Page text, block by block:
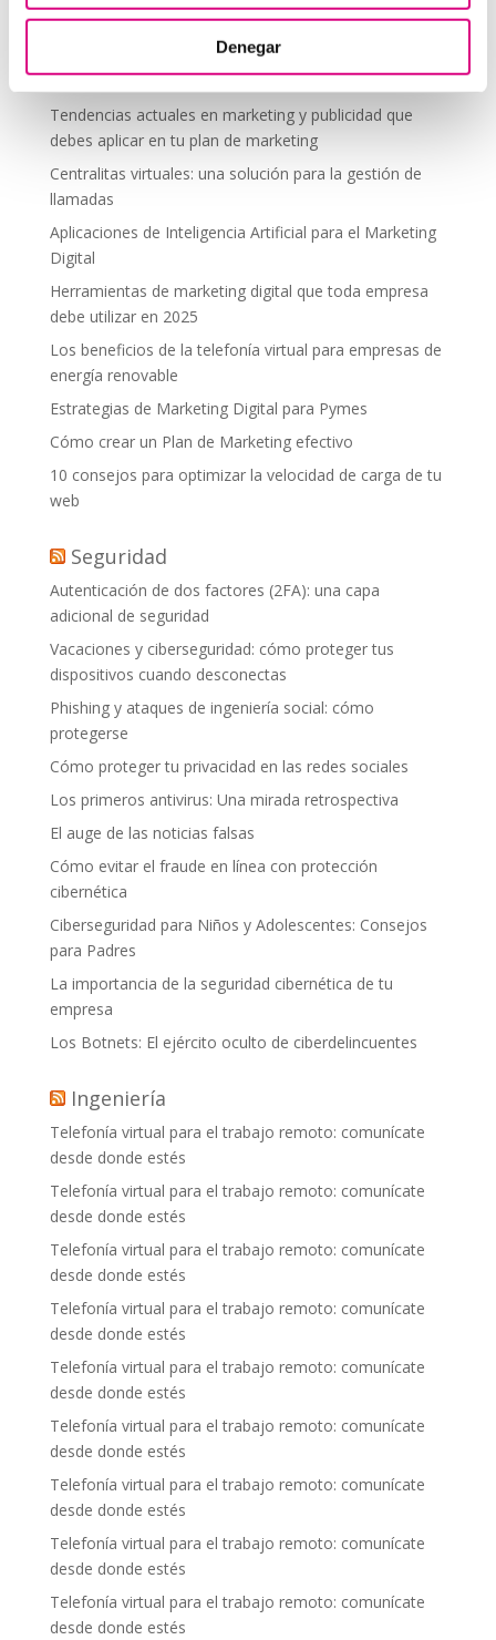
Denegar
segura en altura
Telefonía virtual para el trabajo remoto: comunícate
desde donde estés
Tendencias actuales en marketing y publicidad que
debes aplicar en tu plan de marketing
Centralitas virtuales: una solución para la gestión de
llamadas
Aplicaciones de Inteligencia Artificial para el Marketing
Digital
Herramientas de marketing digital que toda empresa
debe utilizar en 2025
Los beneficios de la telefonía virtual para empresas de
energía renovable
Estrategias de Marketing Digital para Pymes
Cómo crear un Plan de Marketing efectivo
10 consejos para optimizar la velocidad de carga de tu
web
Seguridad
Autenticación de dos factores (2FA): una capa
adicional de seguridad
Vacaciones y ciberseguridad: cómo proteger tus
dispositivos cuando desconectas
Phishing y ataques de ingeniería social: cómo
protegerse
Cómo proteger tu privacidad en las redes sociales
Los primeros antivirus: Una mirada retrospectiva
El auge de las noticias falsas
Cómo evitar el fraude en línea con protección
cibernética
Ciberseguridad para Niños y Adolescentes: Consejos
para Padres
La importancia de la seguridad cibernética de tu
empresa
Los Botnets: El ejército oculto de ciberdelincuentes
Ingeniería
Telefonía virtual para el trabajo remoto: comunícate
desde donde estés
Telefonía virtual para el trabajo remoto: comunícate
desde donde estés
Telefonía virtual para el trabajo remoto: comunícate
desde donde estés
Telefonía virtual para el trabajo remoto: comunícate
desde donde estés
Telefonía virtual para el trabajo remoto: comunícate
desde donde estés
Telefonía virtual para el trabajo remoto: comunícate
desde donde estés
Telefonía virtual para el trabajo remoto: comunícate
desde donde estés
Telefonía virtual para el trabajo remoto: comunícate
desde donde estés
Telefonía virtual para el trabajo remoto: comunícate
desde donde estés